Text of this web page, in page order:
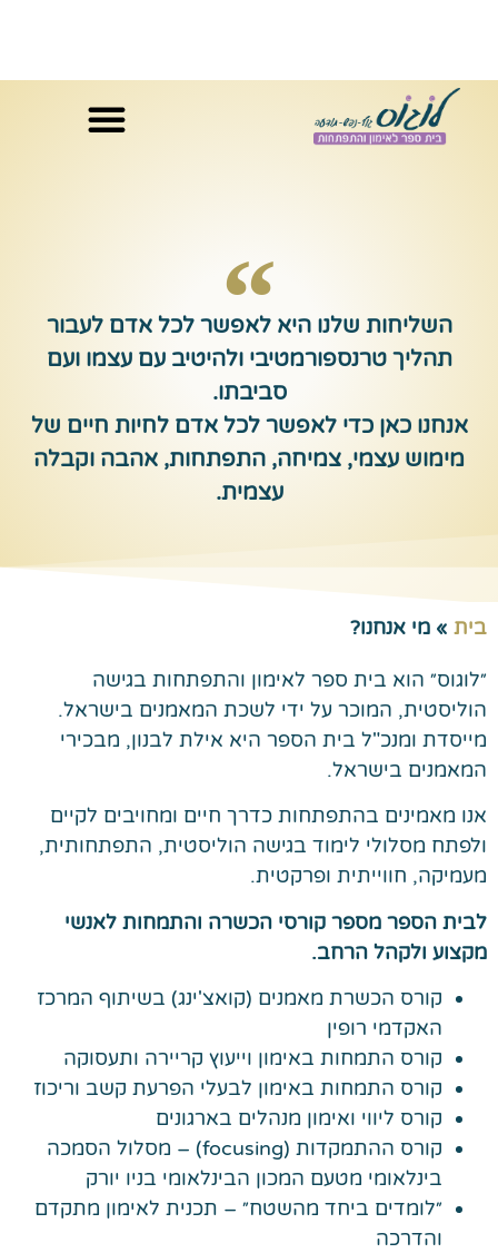
השליחות שלנו היא לאפשר לכל אדם לעבור
תהליך טרנספורמטיבי ולהיטיב עם עצמו ועם
סביבתו.
אנחנו כאן כדי לאפשר לכל אדם לחיות חיים של
מימוש עצמי, צמיחה, התפתחות, אהבה וקבלה
עצמית.
בית » מי אנחנו?
״לוגוס״ הוא בית ספר לאימון והתפתחות בגישה
הוליסטית, המוכר על ידי לשכת המאמנים בישראל.
מייסדת ומנכ"ל בית הספר היא אילת לבנון, מבכירי
המאמנים בישראל.
אנו מאמינים בהתפתחות כדרך חיים ומחויבים לקיים
ולפתח מסלולי לימוד בגישה הוליסטית, התפתחותית,
מעמיקה, חווייתית ופרקטית.
לבית הספר מספר קורסי הכשרה והתמחות לאנשי
מקצוע ולקהל הרחב.
קורס הכשרת מאמנים (קואצ'ינג) בשיתוף המרכז
האקדמי רופין
קורס התמחות באימון וייעוץ קריירה ותעסוקה
קורס התמחות באימון לבעלי הפרעת קשב וריכוז
קורס ליווי ואימון מנהלים בארגונים
קורס ההתמקדות (focusing) – מסלול הסמכה
בינלאומי מטעם המכון הבינלאומי בניו יורק
״לומדים ביחד מהשטח״ – תכנית לאימון מתקדם
והדרכה